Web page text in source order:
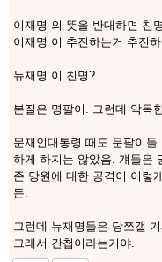
이재명 의 뜻을 반대하면 친명
이재명 이 추진하는거 추진
뉴재명 이 친명?
본질은 명팔이. 그런데 악독
문재인대통령 때도 문팔이
하게 하지는 않았음. 걔들은
존 당원에 대한 공격이 이렇
든.
그런데 뉴재명들은 당쪼갤
그래서 간첩이라는거야.